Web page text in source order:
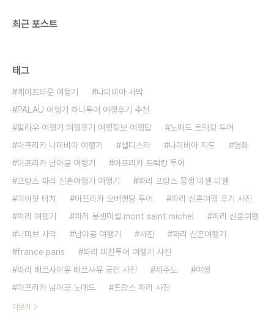
최근 포스트
태그
케이프타운 여행기
나미비아 사막
PALAU 여행기 하나투어 여행후기 추천
팔라우 여행기 여행후기 여행정보 여행팁
노매드 트럭킹 투어
아프리카 나미비아 여행기
셀디스타 나미비아 지도
영화
아프리카 남아공 여행기
아프리카 트럭킹 투어
프랑스 파리 신혼여행기 여행기
파리 프랑스 몽생 미셸 미쉘
아이팟 터치
아프리카 오버랜딩 투어
파리 신혼여행 후기 사진
파리 여행기
파리 몽생미셸 mont saint michel
파리 신혼여행
나미브 사막
남아공 여행기 사진
파리 신혼여행기
france paris
파리 미친투어 여행기 사진
파리 베르사이유 베르사유 궁전 사진
제주도
여행
아프리카 남아공 노매드
프랑스 파리 사진
더보기